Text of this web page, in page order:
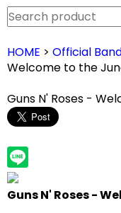
HOME > Official
Welcome to the
Guns N' Roses -
Guns N' Roses -